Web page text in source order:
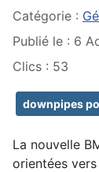
Catégorie :
Publié le : 6
Clics : 53
downpipes
La nouvelle
orientées